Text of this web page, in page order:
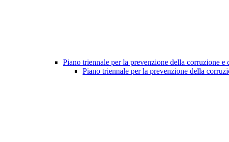
Piano triennale per la prevenzione della corruzione e
Piano triennale per la prevenzione della